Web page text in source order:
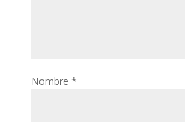
Nombre *